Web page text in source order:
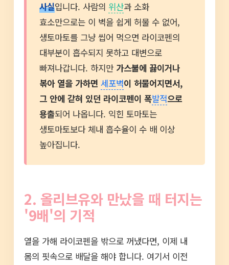
사실입니다. 사람의 위산과 소화
효소만으로는 이 벽을 쉽게 허물 수 없어,
생토마토를 그냥 씹어 먹으면 라이코펜의
대부분이 흡수되지 못하고 대변으로
빠져나갑니다. 하지만 가스불에 끓이거나
볶아 열을 가하면 세포벽이 허물어지면서,
그 안에 갇혀 있던 라이코펜이 폭발적으로
용출되어 나옵니다. 익힌 토마토는
생토마토보다 체내 흡수율이 수 배 이상
높아집니다.
2. 올리브유와 만났을 때 터지는
'9배'의 기적
열을 가해 라이코펜을 밖으로 꺼냈다면, 이제 내
몸의 핏속으로 배달을 해야 합니다. 여기서 이전